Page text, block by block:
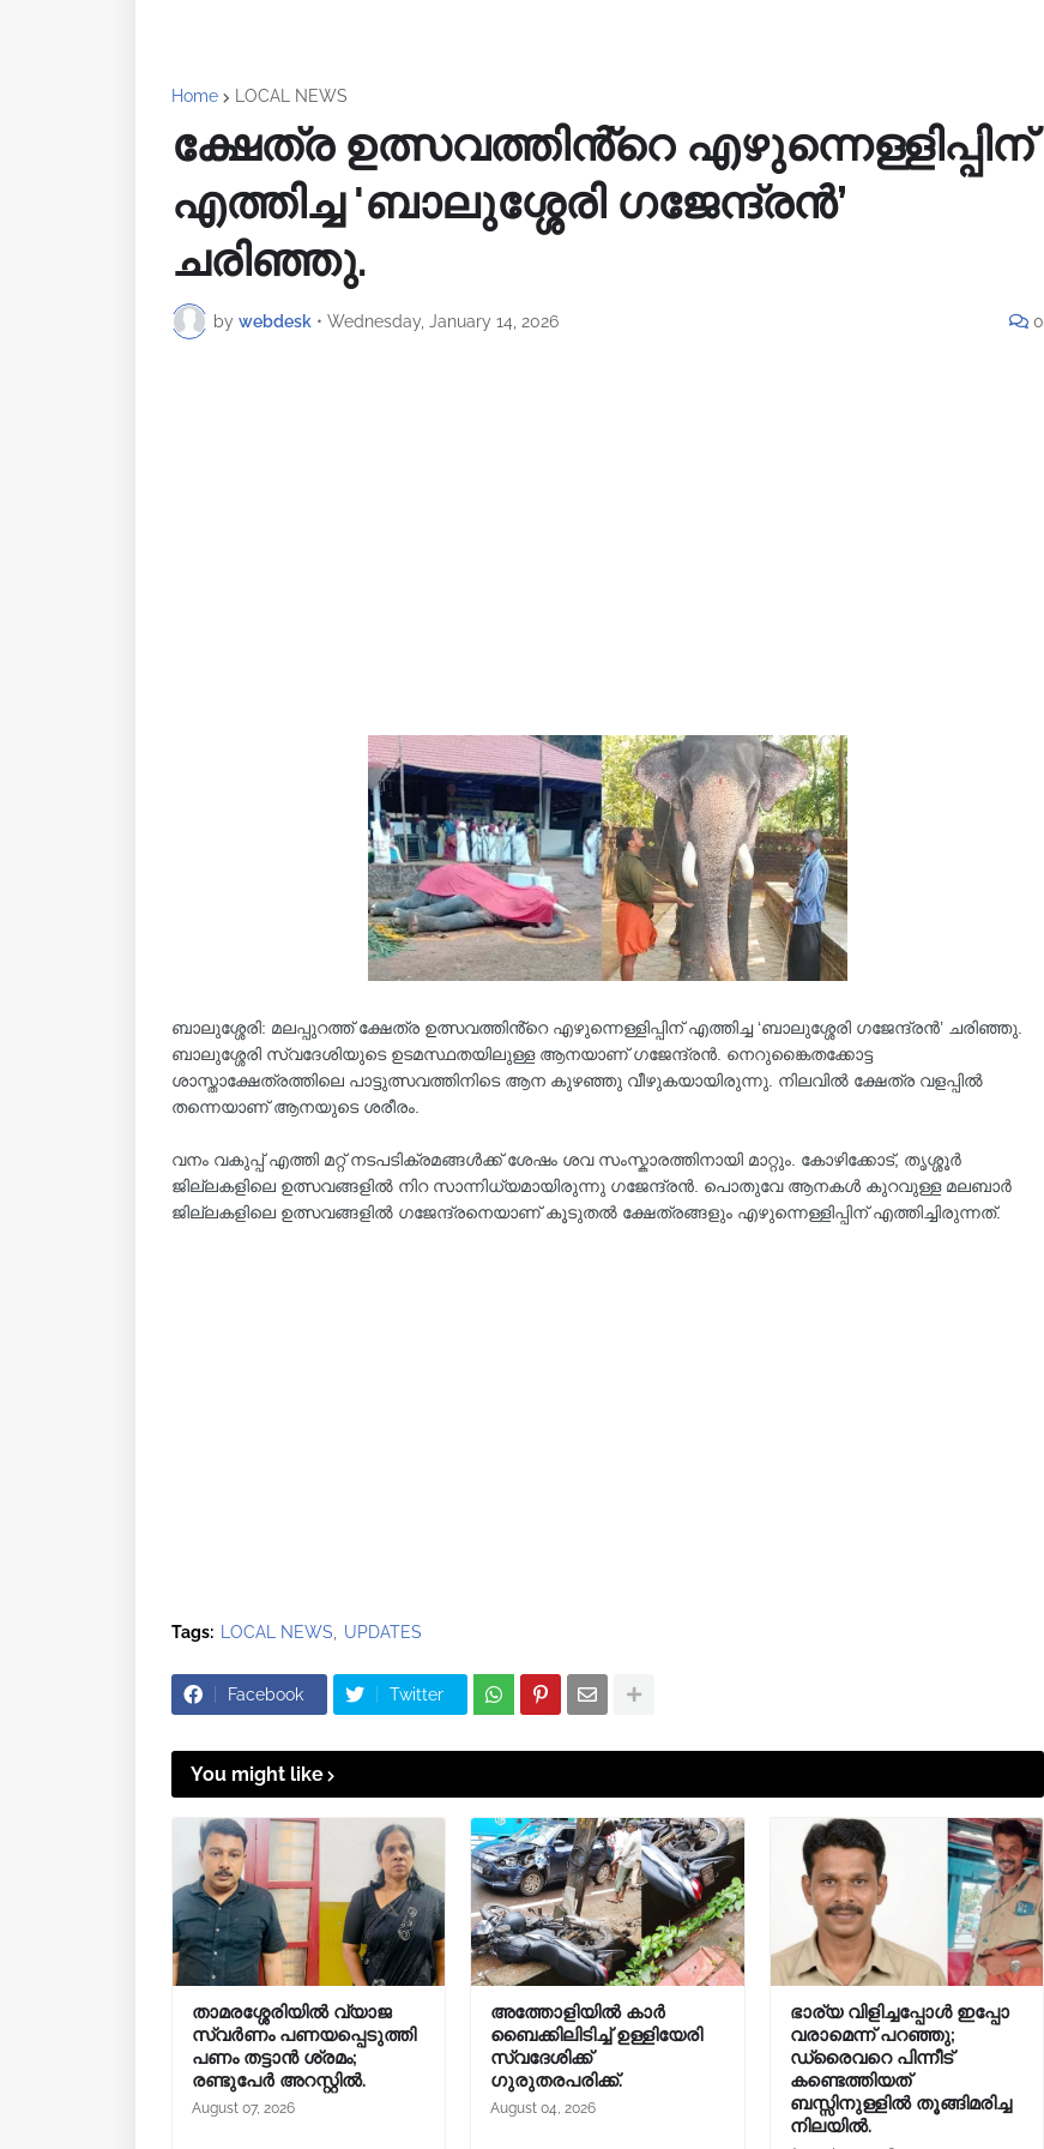
Home LOCAL NEWS
ക്ഷേത്ര ഉത്സവത്തിൻ്റെ എഴുന്നെള്ളിപ്പിന്
എത്തിച്ച 'ബാലുശ്ശേരി ഗജേന്ദ്രൻ’
ചരിഞ്ഞു.
by webdesk • Wednesday, January 14, 2026 0
ബാലുശ്ശേരി: മലപ്പുറത്ത് ക്ഷേത്ര ഉത്സവത്തിൻ്റെ എഴുന്നെള്ളിപ്പിന് എത്തിച്ച ‘ബാലുശ്ശേരി ഗജേന്ദ്രൻ’ ചരിഞ്ഞു.
ബാലുശ്ശേരി സ്വദേശിയുടെ ഉടമസ്ഥതയിലുള്ള ആനയാണ് ഗജേന്ദ്രൻ. നെറുങ്കൈതക്കോട്ട
ശാസ്താക്ഷേത്രത്തിലെ പാട്ടുത്സവത്തിനിടെ ആന കുഴഞ്ഞു വീഴുകയായിരുന്നു. നിലവിൽ ക്ഷേത്ര വളപ്പിൽ
തന്നെയാണ് ആനയുടെ ശരീരം.
വനം വകുപ്പ് എത്തി മറ്റ് നടപടിക്രമങ്ങൾക്ക് ശേഷം ശവ സംസ്കാരത്തിനായി മാറ്റും. കോഴിക്കോട്, തൃശ്ശൂർ
ജില്ലകളിലെ ഉത്സവങ്ങളിൽ നിറ സാന്നിധ്യമായിരുന്നു ഗജേന്ദ്രൻ. പൊതുവേ ആനകൾ കുറവുള്ള മലബാർ
ജില്ലകളിലെ ഉത്സവങ്ങളിൽ ഗജേന്ദ്രനെയാണ് കൂടുതൽ ക്ഷേത്രങ്ങളും എഴുന്നെള്ളിപ്പിന് എത്തിച്ചിരുന്നത്.
Tags: LOCAL NEWS UPDATES
Facebook Twitter
You might like
താമരശ്ശേരിയിൽ വ്യാജ
സ്വർണം പണയപ്പെടുത്തി
പണം തട്ടാൻ ശ്രമം;
രണ്ടുപേർ അറസ്റ്റിൽ.
August 07, 2026
അത്തോളിയിൽ കാർ
ബൈക്കിലിടിച്ച് ഉള്ളിയേരി
സ്വദേശിക്ക്
ഗുരുതരപരിക്ക്.
August 04, 2026
ഭാര്യ വിളിച്ചപ്പോള്‍ ഇപ്പോ
വരാമെന്ന് പറഞ്ഞു;
ഡ്രൈവറെ പിന്നീട്
കണ്ടെത്തിയത്
ബസ്സിനുള്ളില്‍ തൂങ്ങിമരിച്ച
നിലയിൽ.